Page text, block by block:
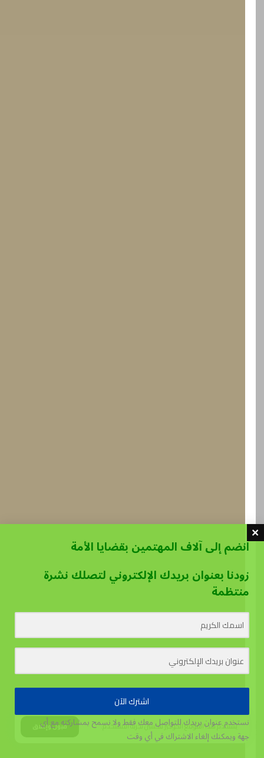
يستخدم هذا الموقع الكوكيز لتحسين تجربة المستخدم. قبول وإغلاق
انضم إلى آلاف المهتمين بقضايا الأمة
زودنا بعنوان بريدك الإلكتروني لتصلك نشرة
منتظمة
اشترك الآن
نستخدم عنوان بريدك للتواصل معك فقط ولا نسمح بمشاركته مع أي
جهةويمكنك إلغاء الاشتراك في أي وقت